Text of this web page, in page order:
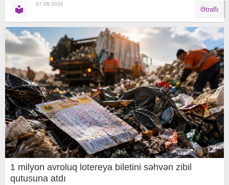
07.08.2026
Ətraflı
1 milyon avroluq lotereya biletini səhvən zibil
qutusuna atdı